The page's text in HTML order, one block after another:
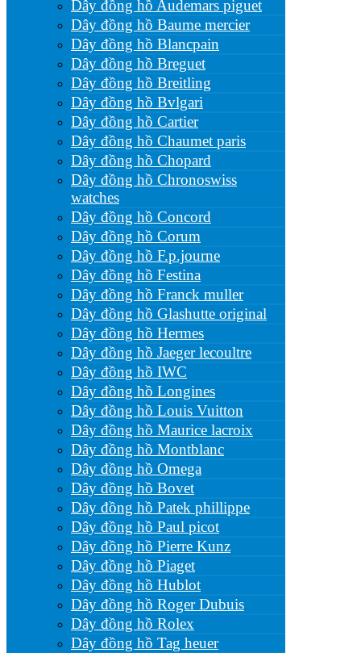
Dây đồng hồ Audemars piguet
Dây đồng hồ Baume mercier
Dây đồng hồ Blancpain
Dây đồng hồ Breguet
Dây đồng hồ Breitling
Dây đồng hồ Bvlgari
Dây đồng hồ Cartier
Dây đồng hồ Chaumet paris
Dây đồng hồ Chopard
Dây đồng hồ Chronoswiss
watches
Dây đồng hồ Concord
Dây đồng hồ Corum
Dây đồng hồ F.p.journe
Dây đồng hồ Festina
Dây đồng hồ Franck muller
Dây đồng hồ Glashutte original
Dây đồng hồ Hermes
Dây đồng hồ Jaeger lecoultre
Dây đồng hồ IWC
Dây đồng hồ Longines
Dây đồng hồ Louis Vuitton
Dây đồng hồ Maurice lacroix
Dây đồng hồ Montblanc
Dây đồng hồ Omega
Dây đồng hồ Bovet
Dây đồng hồ Patek phillippe
Dây đồng hồ Paul picot
Dây đồng hồ Pierre Kunz
Dây đồng hồ Piaget
Dây đồng hồ Hublot
Dây đồng hồ Roger Dubuis
Dây đồng hồ Rolex
Dây đồng hồ Tag heuer